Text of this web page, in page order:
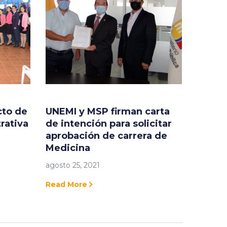
de
UNEMI y MSP firman carta
de intención para solicitar
aprobación de carrera de
Medicina
agosto 25, 2021
Read More